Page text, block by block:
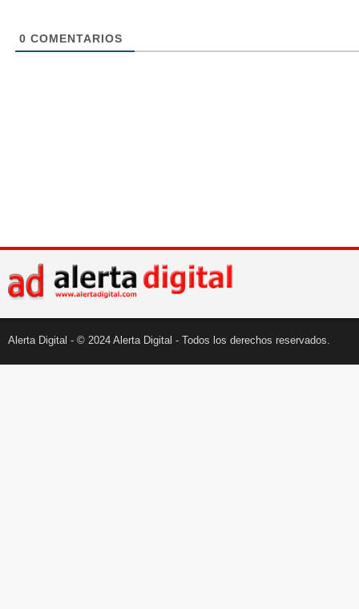
0 COMENTARIOS
Alerta Digital - © 2024 Alerta Digital - Todos los derechos reservados.